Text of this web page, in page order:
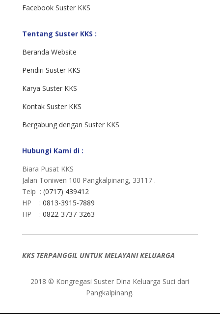
Facebook Suster KKS
Tentang Suster KKS :
Beranda Website
Pendiri Suster KKS
Karya Suster KKS
Kontak Suster KKS
Bergabung dengan Suster KKS
Hubungi Kami di :
Biara Pusat KKS
Jalan Toniwen 100 Pangkalpinang, 33117 .
Telp : (0717) 439412
HP : 0813-3915-7889
HP : 0822-3737-3263
KKS TERPANGGIL UNTUK MELAYANI KELUARGA
2018 © Kongregasi Suster Dina Keluarga Suci dari
Pangkalpinang.